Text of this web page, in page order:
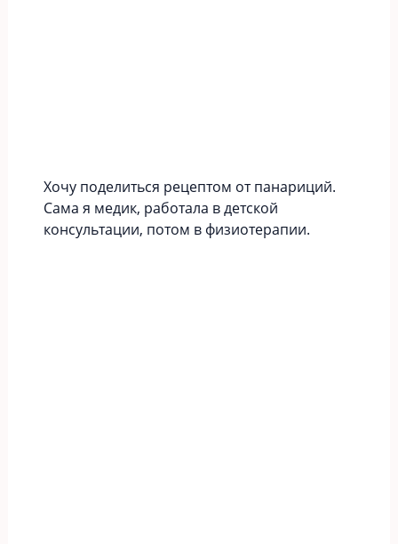
Хочу поделиться рецептом от панариций.
Сама я медик, работала в детской
консультации, потом в физиотерапии.